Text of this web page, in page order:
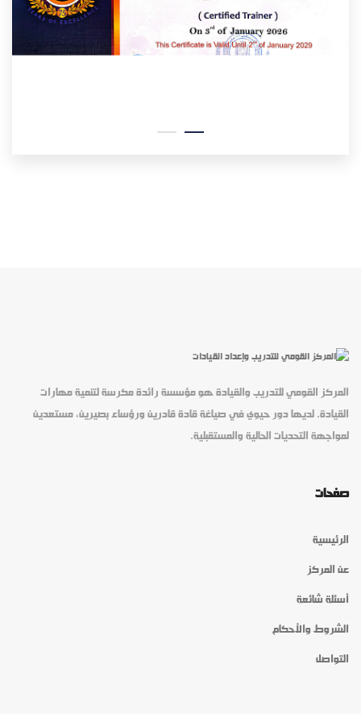
المركز القومي للتدريب والقيادة هو مؤسسة رائدة مكرسة لتنمية مهارات
القيادة. لديها دور حيوي في صياغة قادة قادرين ورؤساء بصيرين، مستعدين
لمواجهة التحديات الحالية والمستقبلية.
صفحات
الرئيسية
عن المركز
أسئلة شائعة
الشروط والأحكام
التواصل